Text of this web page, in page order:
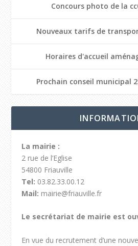
Concours photo de la
Nouveaux tarifs de
Horaires d'accueil
Prochain conseil municipal
La mairie :
2 rue de l’Eglise
54800 Friauville
Tel: 03.82.33.00.12
Mail: mairie@friauville.fr
Le secrétariat de mairie est
En vue du recrutement d’une